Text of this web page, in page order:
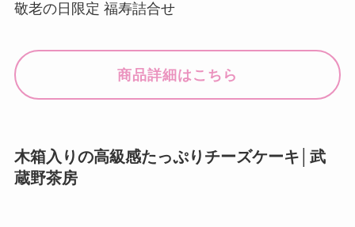
敬老の日限定 福寿詰合せ
商品詳細はこちら
木箱入りの高級感たっぷりチーズケーキ│武
蔵野茶房